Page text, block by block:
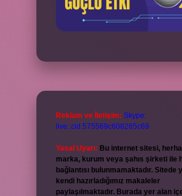
Reklam ve İletişim: Skype:
live:.cid.575569c608265c69
Yasal Uyarı: Bu internet sitesi,
marka, kurum veya şahıs şirketi ile
bağlantısı bulunmamaktadır. Sitede
kendi hazırladığımız makaleler
paylaşılmaktadır. Burada yer alan